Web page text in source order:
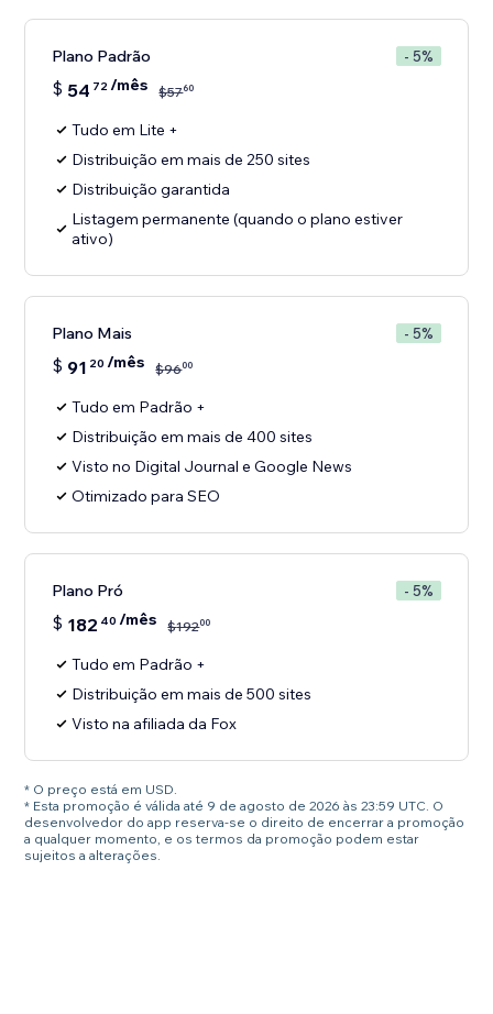
Plano Padrão - 5%
$ 54 72/mês $5760
Tudo em Lite +
Distribuição em mais de 250 sites
Distribuição garantida
Listagem permanente (quando o plano estiver
ativo)
Plano Mais - 5%
$ 91 20 /mês $9600
Tudo em Padrão +
Distribuição em mais de 400 sites
Visto no Digital Journal e Google News
Otimizado para SEO
Plano Pró - 5%
$ 182 40 /mês $19200
Tudo em Padrão +
Distribuição em mais de 500 sites
Visto na afiliada da Fox
* O preço está em USD.
* Esta promoção é válida até 9 de agosto de 2026 às 23:59 UTC. O
desenvolvedor do app reserva-se o direito de encerrar a promoção
a qualquer momento, e os termos da promoção podem estar
sujeitos a alterações.